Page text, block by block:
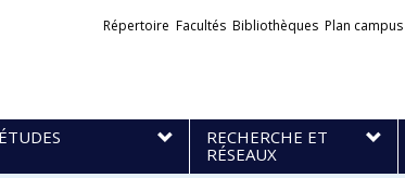
Liens
Répertoire Facultés Bibliothèques Plan campus
ÉTUDES
RECHERCHE ET
RÉSEAUX